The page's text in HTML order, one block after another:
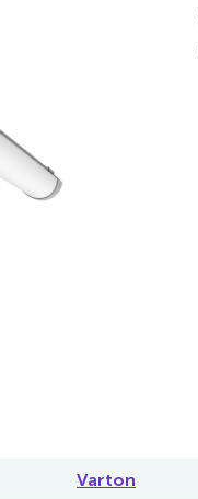
Varton